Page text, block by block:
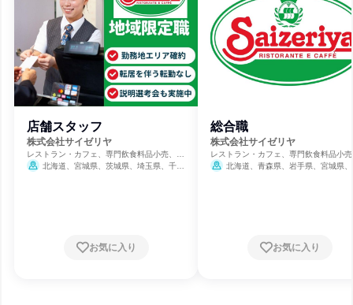
店舗スタッフ
株式会社サイゼリヤ
レストラン・カフェ、専門飲食料品小売、総
合商社・専門商社・卸売
北海道、宮城県、茨城県、埼玉県、千葉
お気に入り
総合職
株式会社サイゼリヤ
レストラン・カフェ、専門飲食料品小
合商社・専門商社・卸売
北海道、青森県、岩手県、宮城県
山口県、徳島県、香川県、愛媛県、福
お気に入り